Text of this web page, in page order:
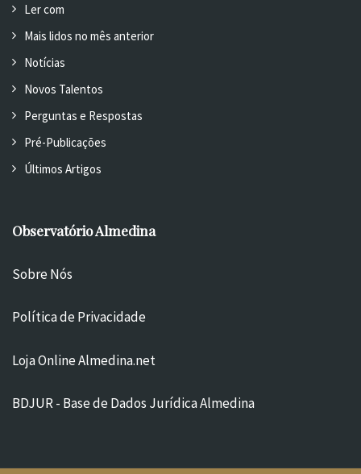
Ler com
Mais lidos no mês anterior
Notícias
Novos Talentos
Perguntas e Respostas
Pré-Publicações
Últimos Artigos
Observatório Almedina
Sobre Nós
Política de Privacidade
Loja Online Almedina.net
BDJUR - Base de Dados Jurídica Almedina